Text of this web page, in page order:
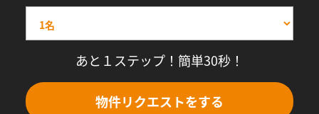
あと１ステップ！簡単30秒！
物件リクエストをする